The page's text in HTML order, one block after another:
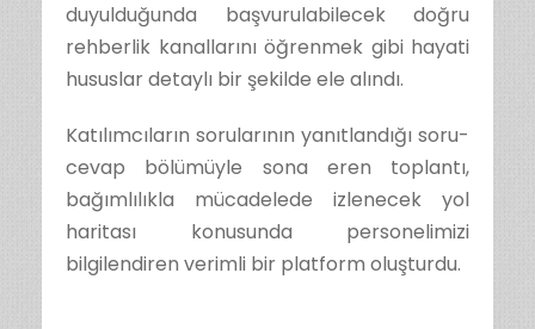
duyulduğunda başvurulabilecek doğru
rehberlik kanallarını öğrenmek gibi hayati
hususlar detaylı bir şekilde ele alındı.
Katılımcıların sorularının yanıtlandığı soru-
cevap bölümüyle sona eren toplantı,
bağımlılıkla mücadelede izlenecek yol
haritası konusunda personelimizi
bilgilendiren verimli bir platform oluşturdu.